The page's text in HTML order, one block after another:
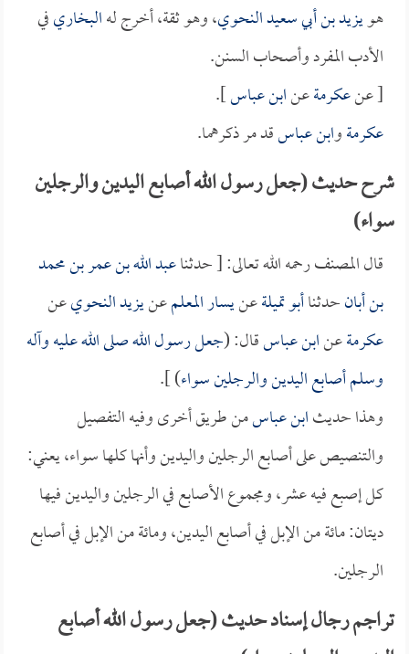
هويزيد بن أبي سعيد النحوي، وهو ثقة، أخرج لهالبخاريفي
الأدب المفرد وأصحاب السنن.
[ عنعكرمةعنابن عباس].
عكرمةوابن عباسقد مر ذكرهما.
شرح حديث (جعل رسول الله أصابع اليدين والرجلين
سواء)
قال المصنف رحمه الله تعالى: [ حدثناعبد الله بن عمر بن محمد
بن أبانحدثناأبو تميلةعنيسار المعلمعنيزيد النحويعن
عكرمةعنابن عباسقال: (جعل رسول الله صلى الله عليه وآله
وسلم أصابع اليدين والرجلين سواء) ].
وهذا حديثابن عباسمن طريق أخرى وفيه التفصيل
والتنصيص على أصابع الرجلين واليدين وأنها كلها سواء، يعني:
كل إصبع فيه عشر، ومجموع الأصابع في الرجلين واليدين فيها
ديتان: مائة من الإبل في أصابع اليدين، ومائة من الإبل في أصابع
الرجلين.
تراجم رجال إسناد حديث (جعل رسول الله أصابع